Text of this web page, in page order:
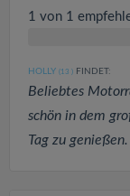
1 von 1
HOLLY (13 ) FINDET:
Beliebtes
schön in dem
Tag zu genießen.